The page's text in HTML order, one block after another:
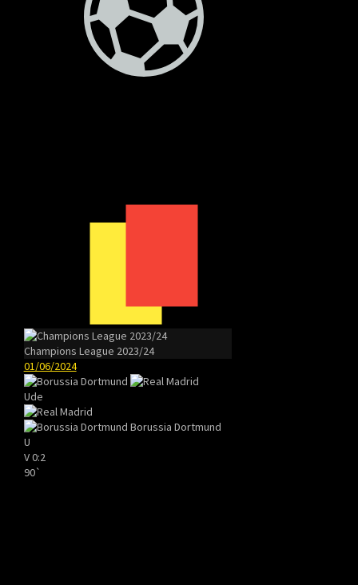
Champions League 2023/24
01/06/2024
Ude
Borussia Dortmund
U
V0:2
90`